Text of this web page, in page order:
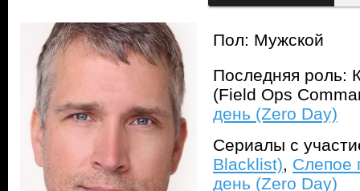
Пол: Мужской
Последняя роль:
(Field Ops
день (Zero Day)
Сериалы с
Blacklist), Слепое
день (Zero Day)